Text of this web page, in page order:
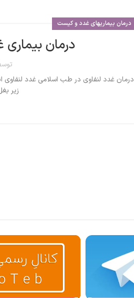
درمان بیماریهای غدد و کیست
درمان
درمان غدد لنفاوی در طب اسلامی غدد
زیر